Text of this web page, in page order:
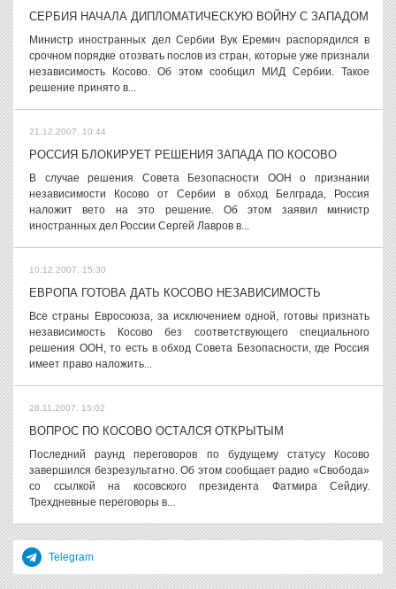
СЕРБИЯ НАЧАЛА ДИПЛОМАТИЧЕСКУЮ ВОЙНУ С ЗАПАДОМ
Министр иностранных дел Сербии Вук Еремич распорядился в
срочном порядке отозвать послов из стран, которые уже признали
независимость Косово. Об этом сообщил МИД Сербии. Такое
решение принято в...
21.12.2007, 10:44
РОССИЯ БЛОКИРУЕТ РЕШЕНИЯ ЗАПАДА ПО КОСОВО
В случае решения Совета Безопасности ООН о признании
независимости Косово от Сербии в обход Белграда, Россия
наложит вето на это решение. Об этом заявил министр
иностранных дел России Сергей Лавров в...
10.12.2007, 15:30
ЕВРОПА ГОТОВА ДАТЬ КОСОВО НЕЗАВИСИМОСТЬ
Все страны Евросоюза, за исключением одной, готовы признать
независимость Косово без соответствующего специального
решения ООН, то есть в обход Совета Безопасности, где Россия
имеет право наложить...
28.11.2007, 15:02
ВОПРОС ПО КОСОВО ОСТАЛСЯ ОТКРЫТЫМ
Последний раунд переговоров по будущему статусу Косово
завершился безрезультатно. Об этом сообщает радио «Свобода»
со ссылкой на косовского президента Фатмира Сейдиу.
Трехдневные переговоры в...
Telegram